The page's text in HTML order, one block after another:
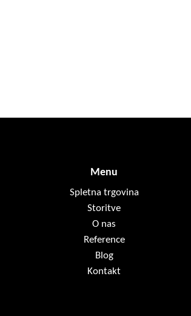
Menu
Spletna trgovina
Storitve
O nas
Reference
Blog
Kontakt